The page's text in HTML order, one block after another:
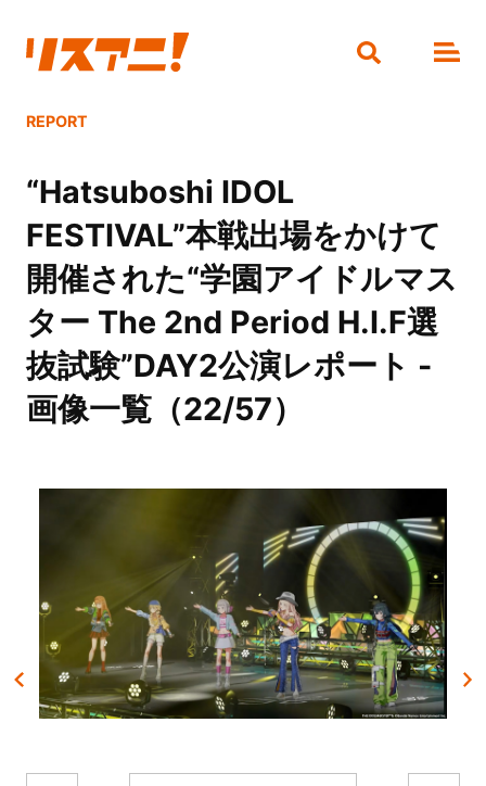
REPORT
“Hatsuboshi IDOL
FESTIVAL”本戦出場をかけて
開催された“学園アイドルマス
ター The 2nd Period H.I.F選
抜試験”DAY2公演レポート -
画像一覧（22/57）